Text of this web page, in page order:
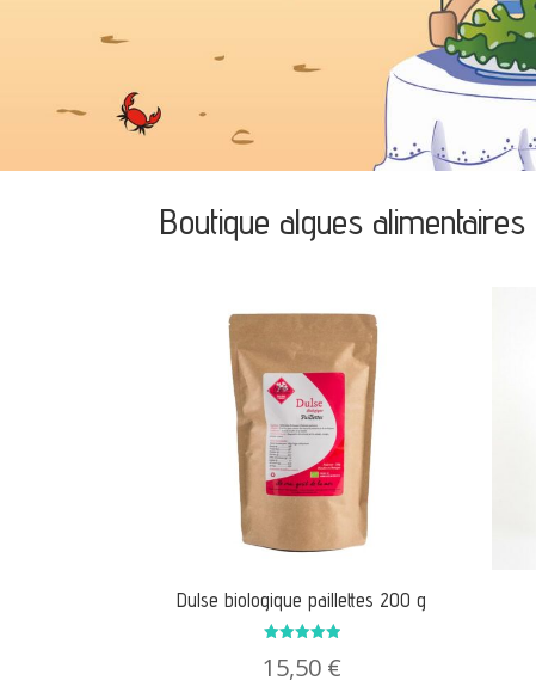
Boutique algues alimentaires
Dulse biologique paillettes 200 g
5.00
sur 5
15,50 €